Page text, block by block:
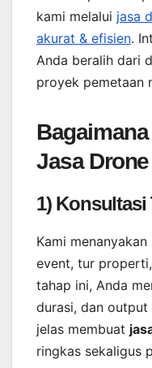
kami melalui jasa
akurat & efisien.
Anda beralih dari
proyek pemetaan
Jasa
1) Konsultasi
Kami
event, tur
tahap ini, Anda
durasi, dan
jelas membuat
ringkas sekaligus